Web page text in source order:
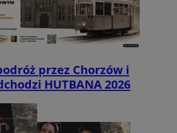
przez Chorzów i
HUTBANA 2026